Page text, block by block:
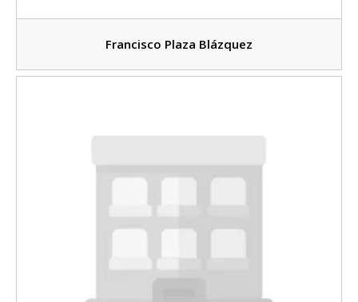
Francisco Plaza Blázquez